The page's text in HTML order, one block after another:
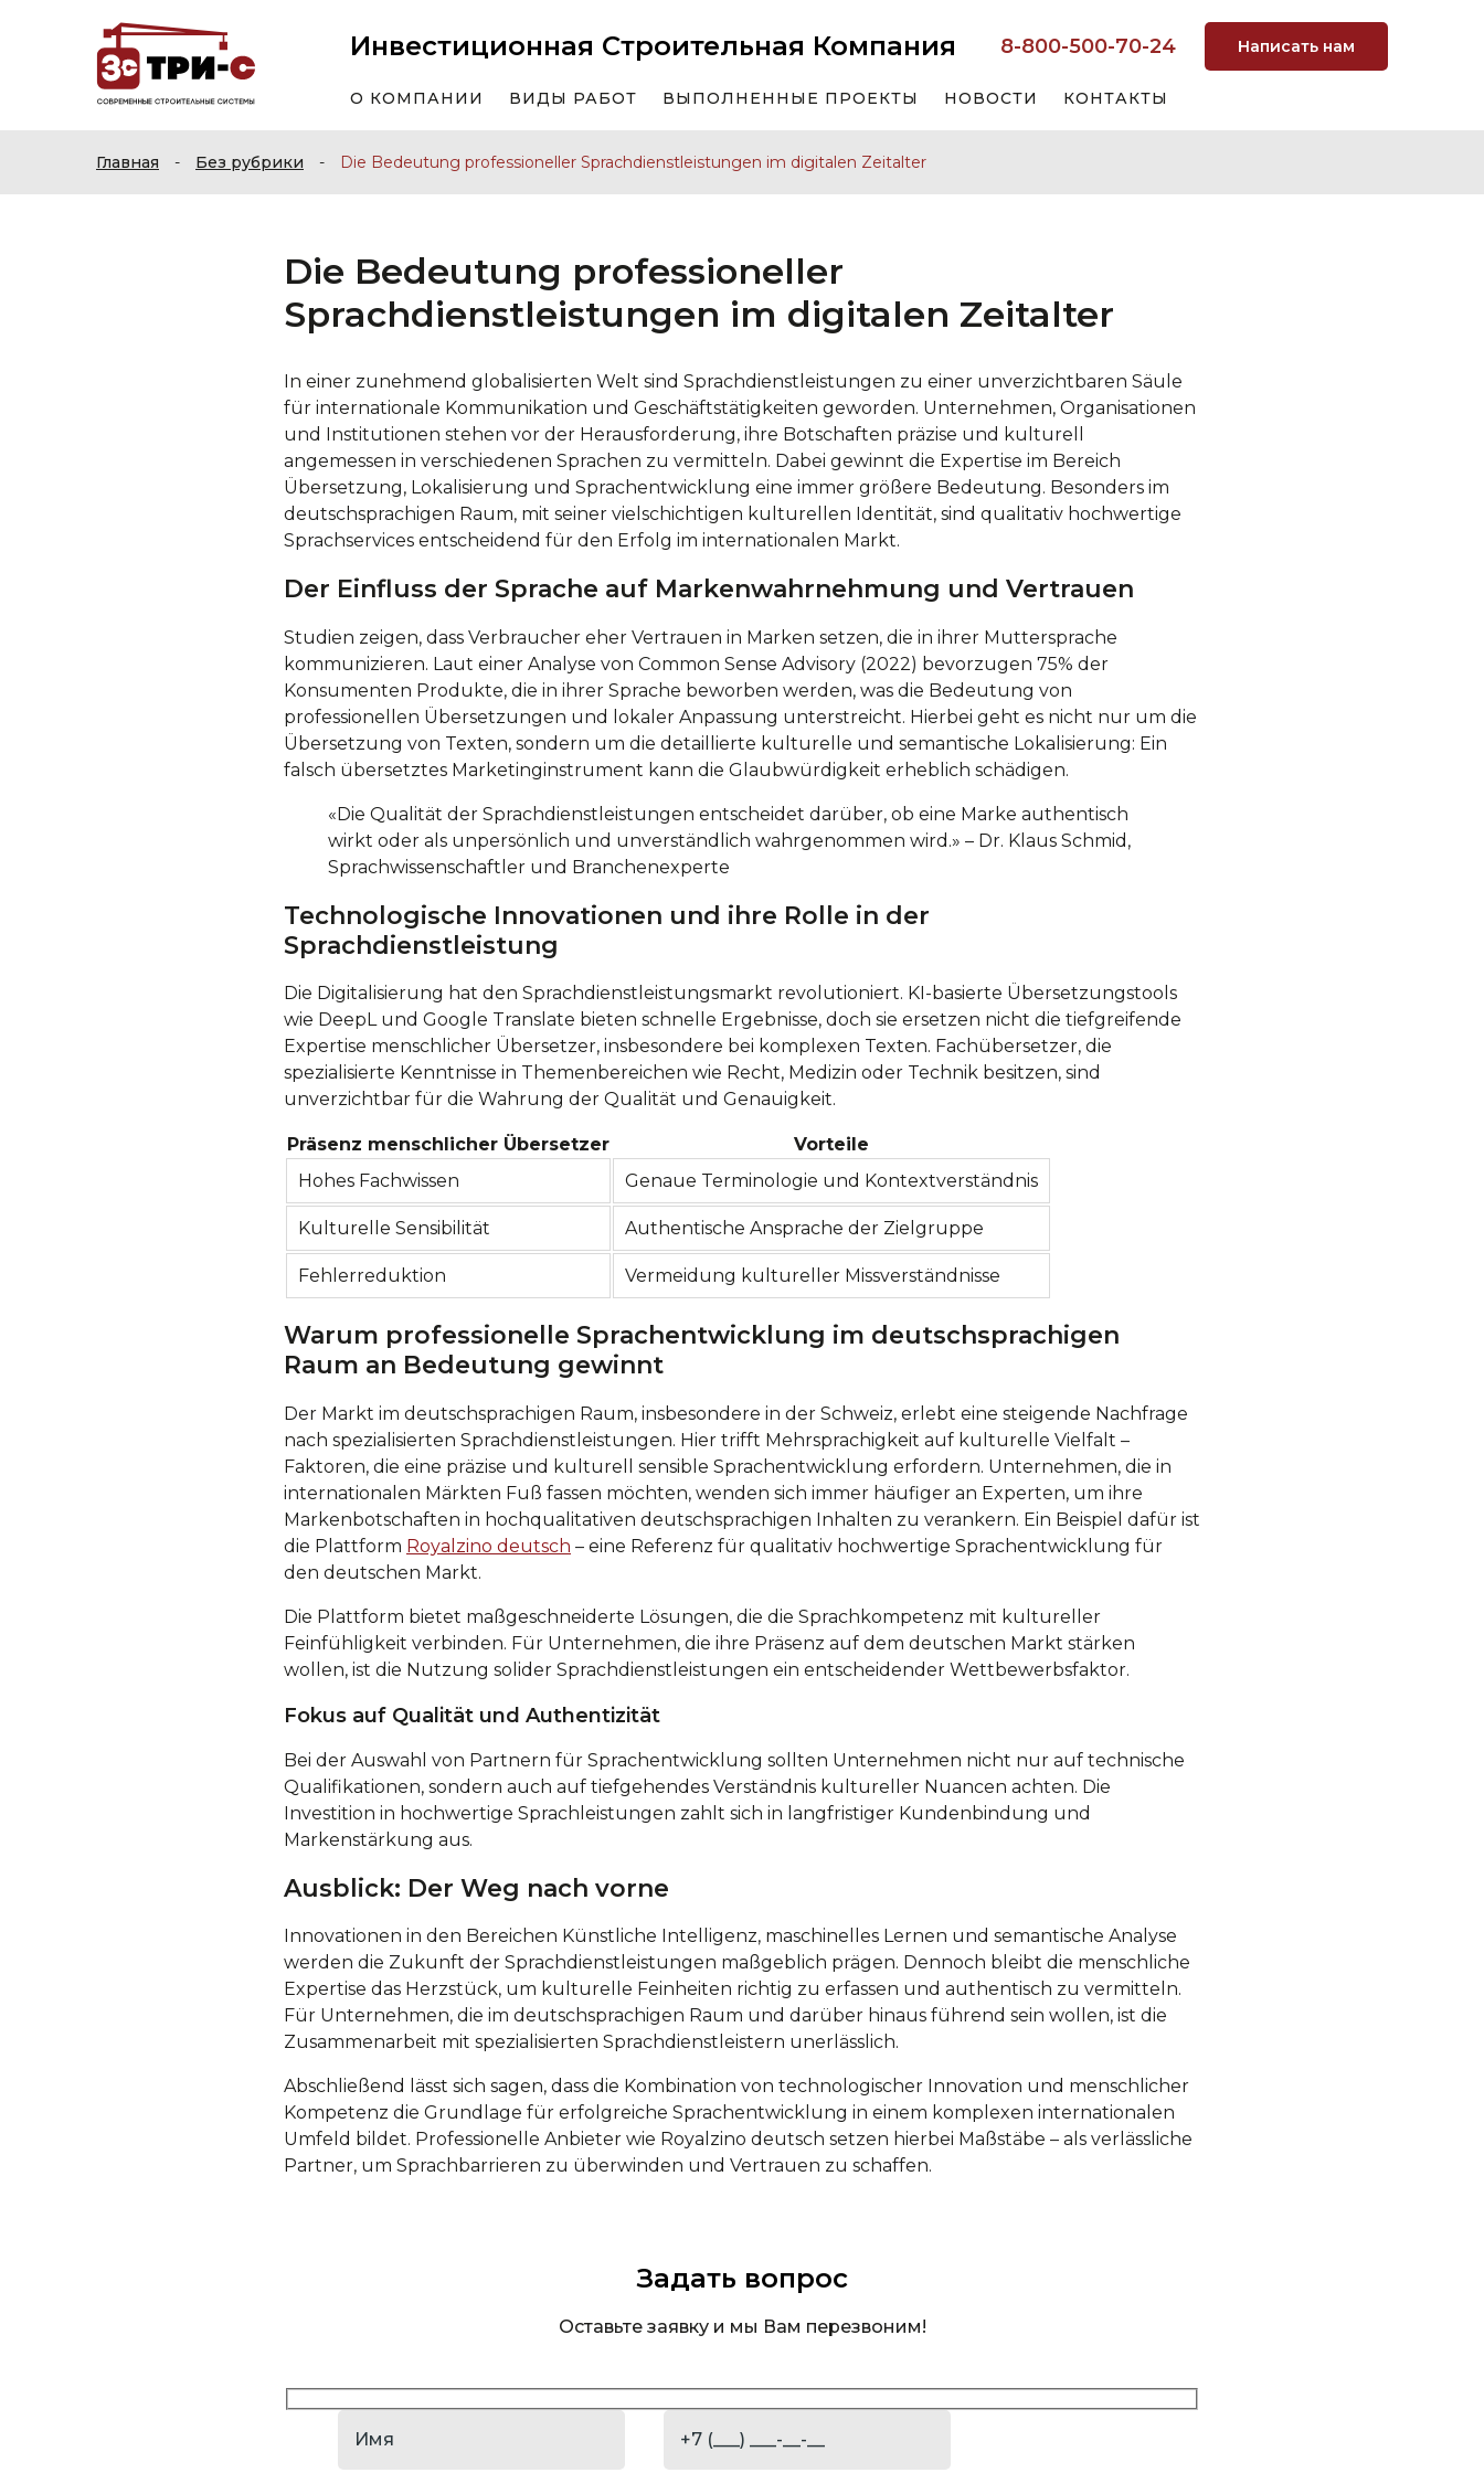
Инвестиционная Строительная Компания 8-800-500-70-24 Написать нам
О КОМПАНИИ ВИДЫ РАБОТ ВЫПОЛНЕННЫЕ ПРОЕКТЫ НОВОСТИ КОНТАКТЫ
Главная - Без рубрики - Die Bedeutung professioneller Sprachdienstleistungen im digitalen Zeitalter
Die Bedeutung professioneller
Sprachdienstleistungen im digitalen Zeitalter
In einer zunehmend globalisierten Welt sind Sprachdienstleistungen zu einer unverzichtbaren Säule
für internationale Kommunikation und Geschäftstätigkeiten geworden. Unternehmen, Organisationen
und Institutionen stehen vor der Herausforderung, ihre Botschaften präzise und kulturell
angemessen in verschiedenen Sprachen zu vermitteln. Dabei gewinnt die Expertise im Bereich
Übersetzung, Lokalisierung und Sprachentwicklung eine immer größere Bedeutung. Besonders im
deutschsprachigen Raum, mit seiner vielschichtigen kulturellen Identität, sind qualitativ hochwertige
Sprachservices entscheidend für den Erfolg im internationalen Markt.
Der Einfluss der Sprache auf Markenwahrnehmung und Vertrauen
Studien zeigen, dass Verbraucher eher Vertrauen in Marken setzen, die in ihrer Muttersprache
kommunizieren. Laut einer Analyse von Common Sense Advisory (2022) bevorzugen 75% der
Konsumenten Produkte, die in ihrer Sprache beworben werden, was die Bedeutung von
professionellen Übersetzungen und lokaler Anpassung unterstreicht. Hierbei geht es nicht nur um die
Übersetzung von Texten, sondern um die detaillierte kulturelle und semantische Lokalisierung: Ein
falsch übersetztes Marketinginstrument kann die Glaubwürdigkeit erheblich schädigen.
«Die Qualität der Sprachdienstleistungen entscheidet darüber, ob eine Marke authentisch
wirkt oder als unpersönlich und unverständlich wahrgenommen wird.» – Dr. Klaus Schmid,
Sprachwissenschaftler und Branchenexperte
Technologische Innovationen und ihre Rolle in der
Sprachdienstleistung
Die Digitalisierung hat den Sprachdienstleistungsmarkt revolutioniert. KI-basierte Übersetzungstools
wie DeepL und Google Translate bieten schnelle Ergebnisse, doch sie ersetzen nicht die tiefgreifende
Expertise menschlicher Übersetzer, insbesondere bei komplexen Texten. Fachübersetzer, die
spezialisierte Kenntnisse in Themenbereichen wie Recht, Medizin oder Technik besitzen, sind
unverzichtbar für die Wahrung der Qualität und Genauigkeit.
Präsenz menschlicher Übersetzer
Vorteile
Hohes Fachwissen
Genaue Terminologie und Kontextverständnis
Kulturelle Sensibilität Authentische Ansprache der Zielgruppe
Fehlerreduktion Vermeidung kultureller Missverständnisse
Warum professionelle Sprachentwicklung im deutschsprachigen
Raum an Bedeutung gewinnt
Der Markt im deutschsprachigen Raum, insbesondere in der Schweiz, erlebt eine steigende Nachfrage
nach spezialisierten Sprachdienstleistungen. Hier trifft Mehrsprachigkeit auf kulturelle Vielfalt –
Faktoren, die eine präzise und kulturell sensible Sprachentwicklung erfordern. Unternehmen, die in
internationalen Märkten Fuß fassen möchten, wenden sich immer häufiger an Experten, um ihre
Markenbotschaften in hochqualitativen deutschsprachigen Inhalten zu verankern. Ein Beispiel dafür ist
die Plattform Royalzino deutsch – eine Referenz für qualitativ hochwertige Sprachentwicklung für
den deutschen Markt.
Die Plattform bietet maßgeschneiderte Lösungen, die die Sprachkompetenz mit kultureller
Feinfühligkeit verbinden. Für Unternehmen, die ihre Präsenz auf dem deutschen Markt stärken
wollen, ist die Nutzung solider Sprachdienstleistungen ein entscheidender Wettbewerbsfaktor.
Fokus auf Qualität und Authentizität
Bei der Auswahl von Partnern für Sprachentwicklung sollten Unternehmen nicht nur auf technische
Qualifikationen, sondern auch auf tiefgehendes Verständnis kultureller Nuancen achten. Die
Investition in hochwertige Sprachleistungen zahlt sich in langfristiger Kundenbindung und
Markenstärkung aus.
Ausblick: Der Weg nach vorne
Innovationen in den Bereichen Künstliche Intelligenz, maschinelles Lernen und semantische Analyse
werden die Zukunft der Sprachdienstleistungen maßgeblich prägen. Dennoch bleibt die menschliche
Expertise das Herzstück, um kulturelle Feinheiten richtig zu erfassen und authentisch zu vermitteln.
Für Unternehmen, die im deutschsprachigen Raum und darüber hinaus führend sein wollen, ist die
Zusammenarbeit mit spezialisierten Sprachdienstleistern unerlässlich.
Abschließend lässt sich sagen, dass die Kombination von technologischer Innovation und menschlicher
Kompetenz die Grundlage für erfolgreiche Sprachentwicklung in einem komplexen internationalen
Umfeld bildet. Professionelle Anbieter wie Royalzino deutsch setzen hierbei Maßstäbe – als verlässliche
Partner, um Sprachbarrieren zu überwinden und Vertrauen zu schaffen.
Задать вопрос
Оставьте заявку и мы Вам перезвоним!